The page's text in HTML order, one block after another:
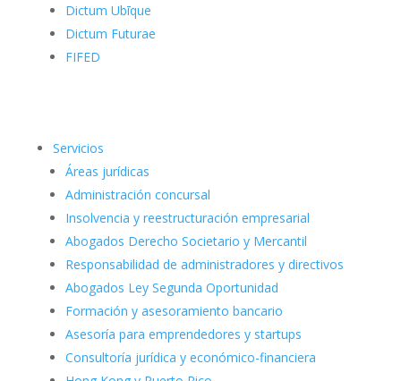
Dictum Ubīque
Dictum Futurae
FIFED
Servicios
Áreas jurídicas
Administración concursal
Insolvencia y reestructuración empresarial
Abogados Derecho Societario y Mercantil
Responsabilidad de administradores y directivos
Abogados Ley Segunda Oportunidad
Formación y asesoramiento bancario
Asesoría para emprendedores y startups
Consultoría jurídica y económico-financiera